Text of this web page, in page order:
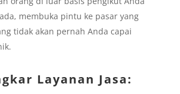
membuka pintu ke pasar yang
tidak akan pernah Anda capai
Layanan Jasa: